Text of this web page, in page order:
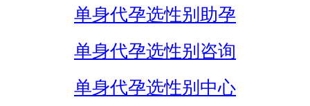
单身代孕选性别助孕
单身代孕选性别咨询
单身代孕选性别中心